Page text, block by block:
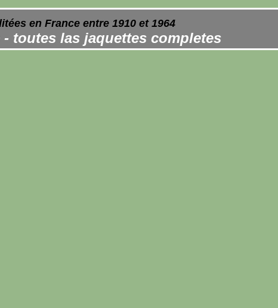
en France entre 1910 et 1964
toutes las jaquettes completes